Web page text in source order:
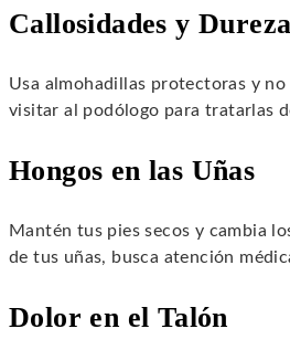
Callosidades y
Usa almohadillas protectoras y
visitar al podólogo para tratarlas
Hongos en las Uñas
Mantén tus pies secos y cambia
de tus uñas, busca atención
Dolor en el Talón